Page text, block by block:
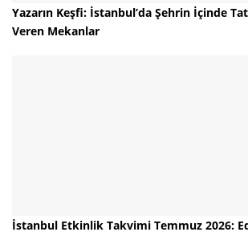
Yazarın Keşfi: İstanbul’da Şehrin İçinde
Veren Mekanlar
İstanbul Etkinlik Takvimi Temmuz 2026: